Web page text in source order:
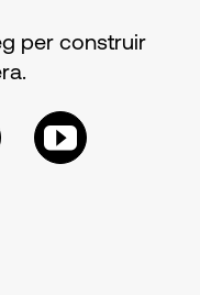
per construir